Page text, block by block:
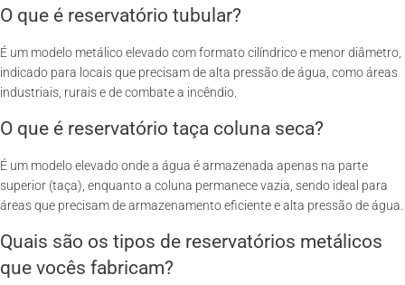
O que é reservatório tubular?
É um modelo metálico elevado com formato cilíndrico e menor diâmetro,
indicado para locais que precisam de alta pressão de água, como áreas
industriais, rurais e de combate a incêndio.
O que é reservatório taça coluna seca?
É um modelo elevado onde a água é armazenada apenas na parte
superior (taça), enquanto a coluna permanece vazia, sendo ideal para
áreas que precisam de armazenamento eficiente e alta pressão de água.
Quais são os tipos de reservatórios metálicos
que vocês fabricam?